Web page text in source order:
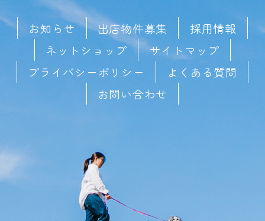
お知らせ 出店物件募集
採用情報
ネットショップ
サイトマップ
プライバシーポリシー
よくある質問
お問い合わせ